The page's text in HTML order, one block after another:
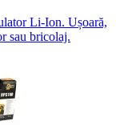
Li-Ion. Ușoară,
sau bricolaj.